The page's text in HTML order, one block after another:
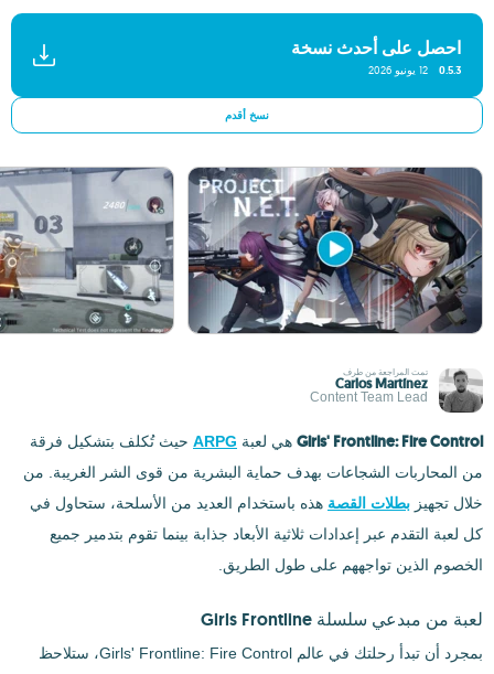
احصل على أحدث نسخة
0.5.3 12 يونيو 2026
نسخ أقدم
تمت المراجعة من طرف
Carlos Martínez
Content Team Lead
Girls' Frontline: Fire Control هي لعبة ARPG حيث تُكلف بتشكيل فرقة
من المحاربات الشجاعات بهدف حماية البشرية من قوى الشر الغريبة. من
خلال تجهيز بطلات القصة هذه باستخدام العديد من الأسلحة، ستحاول في
كل لعبة التقدم عبر إعدادات ثلاثية الأبعاد جذابة بينما تقوم بتدمير جميع
الخصوم الذين تواجههم على طول الطريق.
لعبة من مبدعي سلسلة Girls Frontline
بمجرد أن تبدأ رحلتك في عالم Girls' Frontline: Fire Control، ستلاحظ